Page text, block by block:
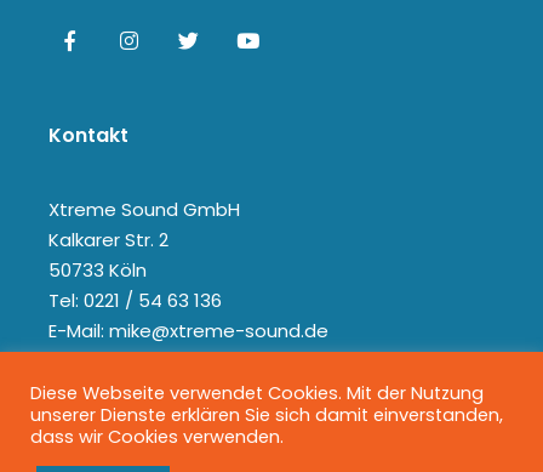
Kontakt
Xtreme Sound GmbH
Kalkarer Str. 2
50733 Köln
Tel: 0221 / 54 63 136
E-Mail: mike@xtreme-sound.de
Diese Webseite verwendet Cookies. Mit der Nutzung
unserer Dienste erklären Sie sich damit einverstanden,
dass wir Cookies verwenden.